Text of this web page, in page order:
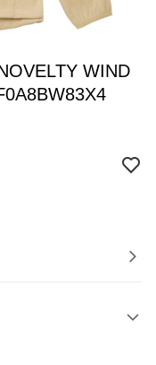
WIND